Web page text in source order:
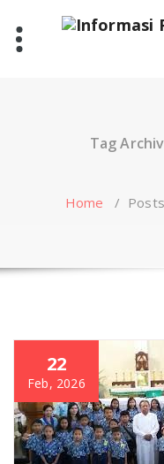
content
Tag
Home /
22
Feb, 2026